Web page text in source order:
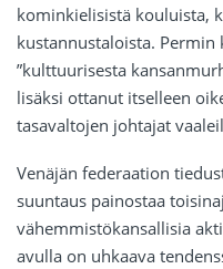
kominkielisistä kouluista,
kustannustaloista.
”kulttuurisesta
lisäksi ottanut itselleen
tasavaltojen johtajat
Venäjän federaation
suuntaus painostaa
vähemmistökansallisia
avulla on uhkaava